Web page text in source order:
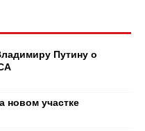
Путину о
новом участке